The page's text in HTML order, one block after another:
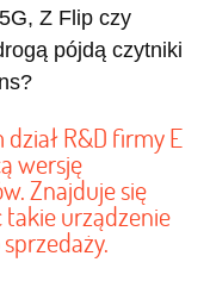
Z Flip czy
pójdą czytniki
R&D firmy E
wersję
Znajduje się
urządzenie